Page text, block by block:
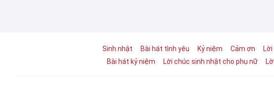
Sinh nhật Bài hát tình yêu Kỷ niệm Cảm ơn
Bài hát kỷ niệm
Lời chúc sinh nhật cho phụ nữ